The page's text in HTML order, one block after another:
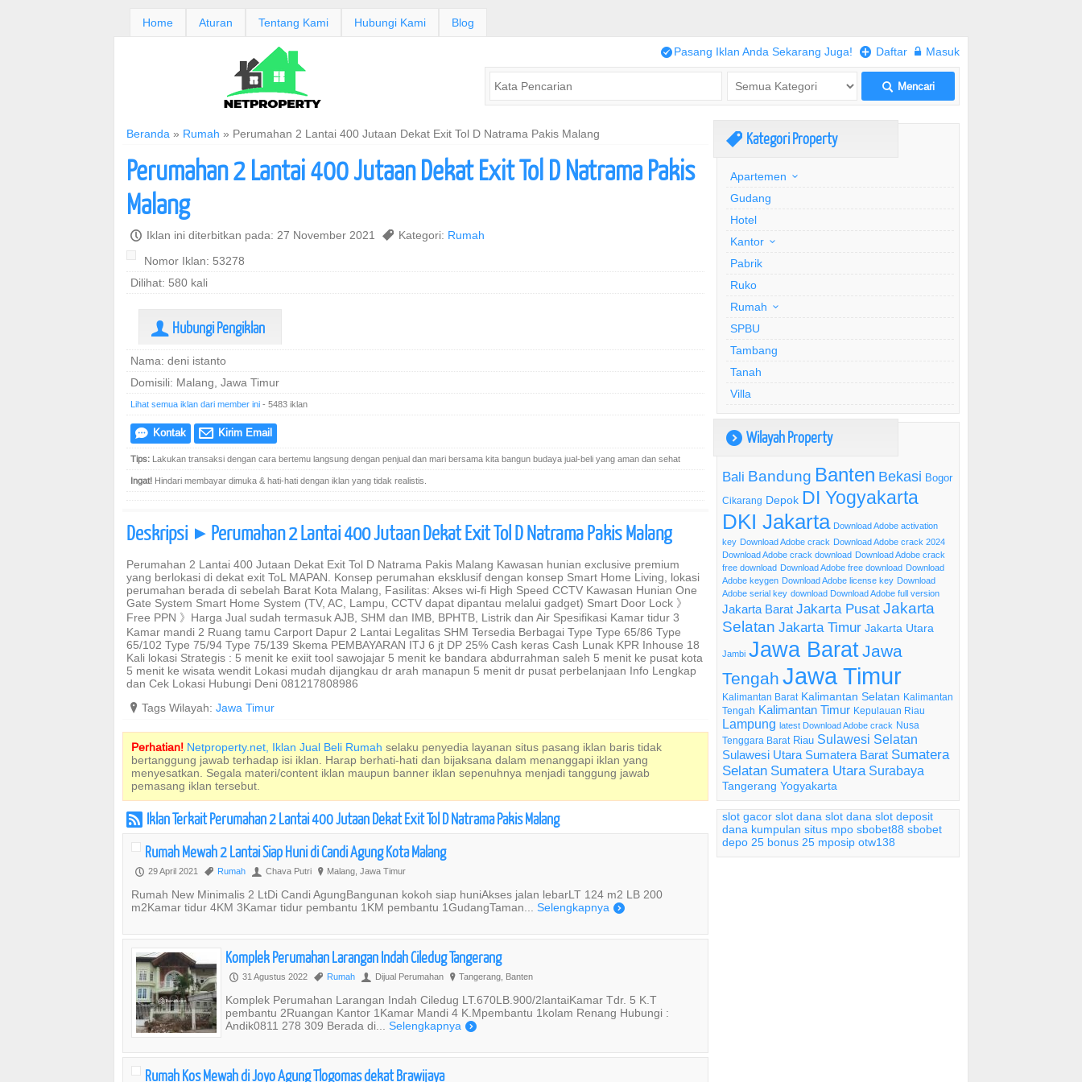
Home Aturan Tentang Kami Hubungi Kami Blog
/Pasang Iklan Anda Sekarang Juga! + Daftar w Masuk
L Mencari
Beranda » Rumah » Perumahan 2 Lantai 400 Jutaan Dekat Exit Tol D Natrama Pakis Malang
Perumahan 2 Lantai 400 Jutaan Dekat Exit Tol D Natrama Pakis
Malang
P Iklan ini diterbitkan pada: 27 November 2021 , Kategori: Rumah
Nomor Iklan: 53278
Dilihat: 580 kali
U Hubungi Pengiklan
Nama: deni istanto
Domisili: Malang, Jawa Timur
Lihat semua iklan dari member ini - 5483 iklan
e Kontak @ Kirim Email
Tips: Lakukan transaksi dengan cara bertemu langsung dengan penjual dan mari bersama kita bangun budaya jual-beli yang aman dan sehat
Ingat! Hindari membayar dimuka & hati-hati dengan iklan yang tidak realistis.
Deskripsi ] Perumahan 2 Lantai 400 Jutaan Dekat Exit Tol D Natrama Pakis Malang
Perumahan 2 Lantai 400 Jutaan Dekat Exit Tol D Natrama Pakis Malang Kawasan hunian exclusive premium
yang berlokasi di dekat exit ToL MAPAN. Konsep perumahan eksklusif dengan konsep Smart Home Living, lokasi
perumahan berada di sebelah Barat Kota Malang, Fasilitas: Akses wi-fi High Speed CCTV Kawasan Hunian One
Gate System Smart Home System (TV, AC, Lampu, CCTV dapat dipantau melalui gadget) Smart Door Lock 》
Free PPN 》Harga Jual sudah termasuk AJB, SHM dan IMB, BPHTB, Listrik dan Air Spesifikasi Kamar tidur 3
Kamar mandi 2 Ruang tamu Carport Dapur 2 Lantai Legalitas SHM Tersedia Berbagai Type Type 65/86 Type
65/102 Type 75/94 Type 75/139 Skema PEMBAYARAN ITJ 6 jt DP 25% Cash keras Cash Lunak KPR Inhouse 18
Kali lokasi Strategis : 5 menit ke exiit tool sawojajar 5 menit ke bandara abdurrahman saleh 5 menit ke pusat kota
5 menit ke wisata wendit Lokasi mudah dijangkau dr arah manapun 5 menit dr pusat perbelanjaan Info Lengkap
dan Cek Lokasi Hubungi Deni 081217808986
? Tags Wilayah: Jawa Timur
Perhatian! Netproperty.net, Iklan Jual Beli Rumah selaku penyedia layanan situs pasang iklan baris tidak
bertanggung jawab terhadap isi iklan. Harap berhati-hati dan bijaksana dalam menanggapi iklan yang
menyesatkan. Segala materi/content iklan maupun banner iklan sepenuhnya menjadi tanggung jawab
pemasang iklan tersebut.
r Iklan Terkait Perumahan 2 Lantai 400 Jutaan Dekat Exit Tol D Natrama Pakis Malang
Rumah Mewah 2 Lantai Siap Huni di Candi Agung Kota Malang
P 29 April 2021 , Rumah U Chava Putri ? Malang, Jawa Timur
Rumah New Minimalis 2 LtDi Candi AgungBangunan kokoh siap huniAkses jalan lebarLT 124 m2 LB 200
m2Kamar tidur 4KM 3Kamar tidur pembantu 1KM pembantu 1GudangTaman... Selengkapnya )
Komplek Perumahan Larangan Indah Ciledug Tangerang
P 31 Agustus 2022 , Rumah U Dijual Perumahan ? Tangerang, Banten
Komplek Perumahan Larangan Indah Ciledug LT.670LB.900/2lantaiKamar Tdr. 5 K.T
pembantu 2Ruangan Kantor 1Kamar Mandi 4 K.Mpembantu 1kolam Renang Hubungi :
Andik0811 278 309 Berada di... Selengkapnya )
Rumah Kos Mewah di Joyo Agung Tlogomas dekat Brawijaya
, Kategori Property
Apartemen
Gudang
Hotel
Kantor
Pabrik
Ruko
Rumah
SPBU
Tambang
Tanah
Villa
) Wilayah Property
Bali Bandung Banten Bekasi Bogor
Cikarang Depok DI Yogyakarta
DKI Jakarta Download Adobe activation
key Download Adobe crack Download Adobe crack 2024
Download Adobe crack download Download Adobe crack
free download Download Adobe free download Download
Adobe keygen Download Adobe license key Download
Adobe serial key download Download Adobe full version
Jakarta Barat Jakarta Pusat Jakarta
Selatan Jakarta Timur Jakarta Utara
Jambi Jawa BaratJawa
Tengah Jawa Timur
Kalimantan Barat Kalimantan Selatan Kalimantan
Tengah Kalimantan Timur Kepulauan Riau
Lampung latest Download Adobe crack Nusa
Tenggara Barat Riau Sulawesi Selatan
Sulawesi Utara Sumatera Barat Sumatera
Selatan Sumatera Utara Surabaya
Tangerang Yogyakarta
slot gacor slot dana slot dana slot deposit
dana kumpulan situs mpo sbobet88 sbobet
depo 25 bonus 25 mposip otw138